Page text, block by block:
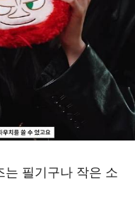
는 필기구나 작은 소